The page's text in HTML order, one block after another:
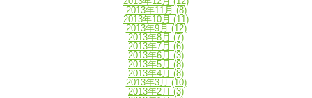
2013年11月 (8)
2013年10月 (11)
2013年9月 (12)
2013年8月 (7)
2013年7月 (6)
2013年6月 (3)
2013年5月 (8)
2013年4月 (8)
2013年3月 (10)
2013年2月 (3)